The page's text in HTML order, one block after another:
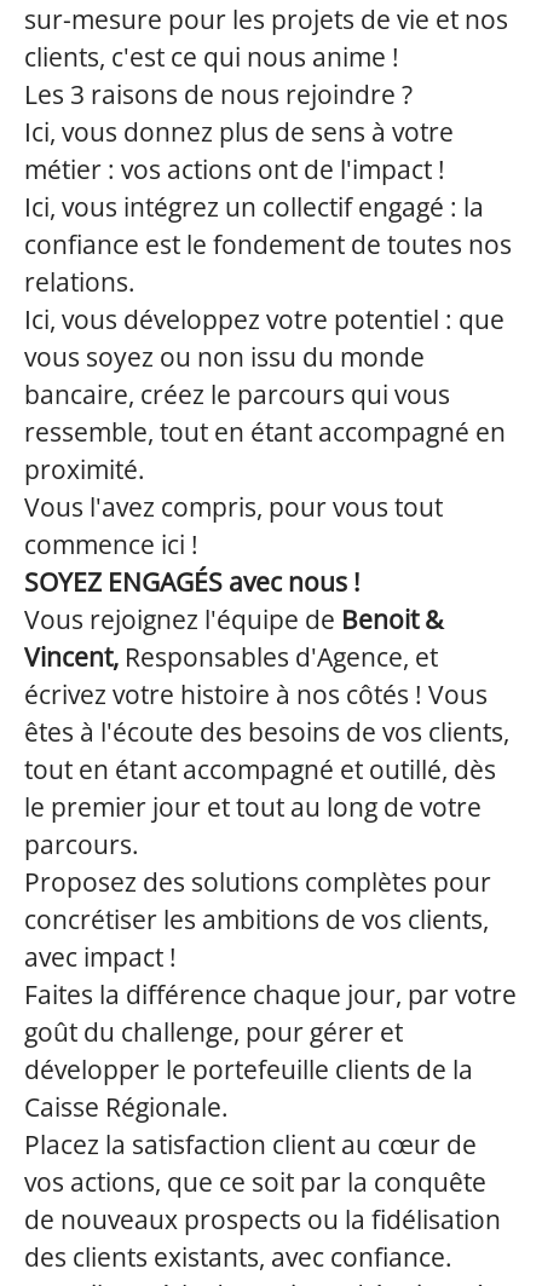
sur-mesure pour les projets de vie et nos
clients, c'est ce qui nous anime !
Les 3 raisons de nous rejoindre ?
Ici, vous donnez plus de sens à votre
métier : vos actions ont de l'impact !
Ici, vous intégrez un collectif engagé : la
confiance est le fondement de toutes nos
relations.
Ici, vous développez votre potentiel : que
vous soyez ou non issu du monde
bancaire, créez le parcours qui vous
ressemble, tout en étant accompagné en
proximité.
Vous l'avez compris, pour vous tout
commence ici !
SOYEZ ENGAGÉS avec nous !
Vous rejoignez l'équipe de Benoit &
Vincent, Responsables d'Agence, et
écrivez votre histoire à nos côtés ! Vous
êtes à l'écoute des besoins de vos clients,
tout en étant accompagné et outillé, dès
le premier jour et tout au long de votre
parcours.
Proposez des solutions complètes pour
concrétiser les ambitions de vos clients,
avec impact !
Faites la différence chaque jour, par votre
goût du challenge, pour gérer et
développer le portefeuille clients de la
Caisse Régionale.
Placez la satisfaction client au cœur de
vos actions, que ce soit par la conquête
de nouveaux prospects ou la fidélisation
des clients existants, avec confiance.